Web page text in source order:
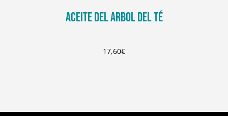
ACEITE DEL ARBOL DEL TÉ
17,60€